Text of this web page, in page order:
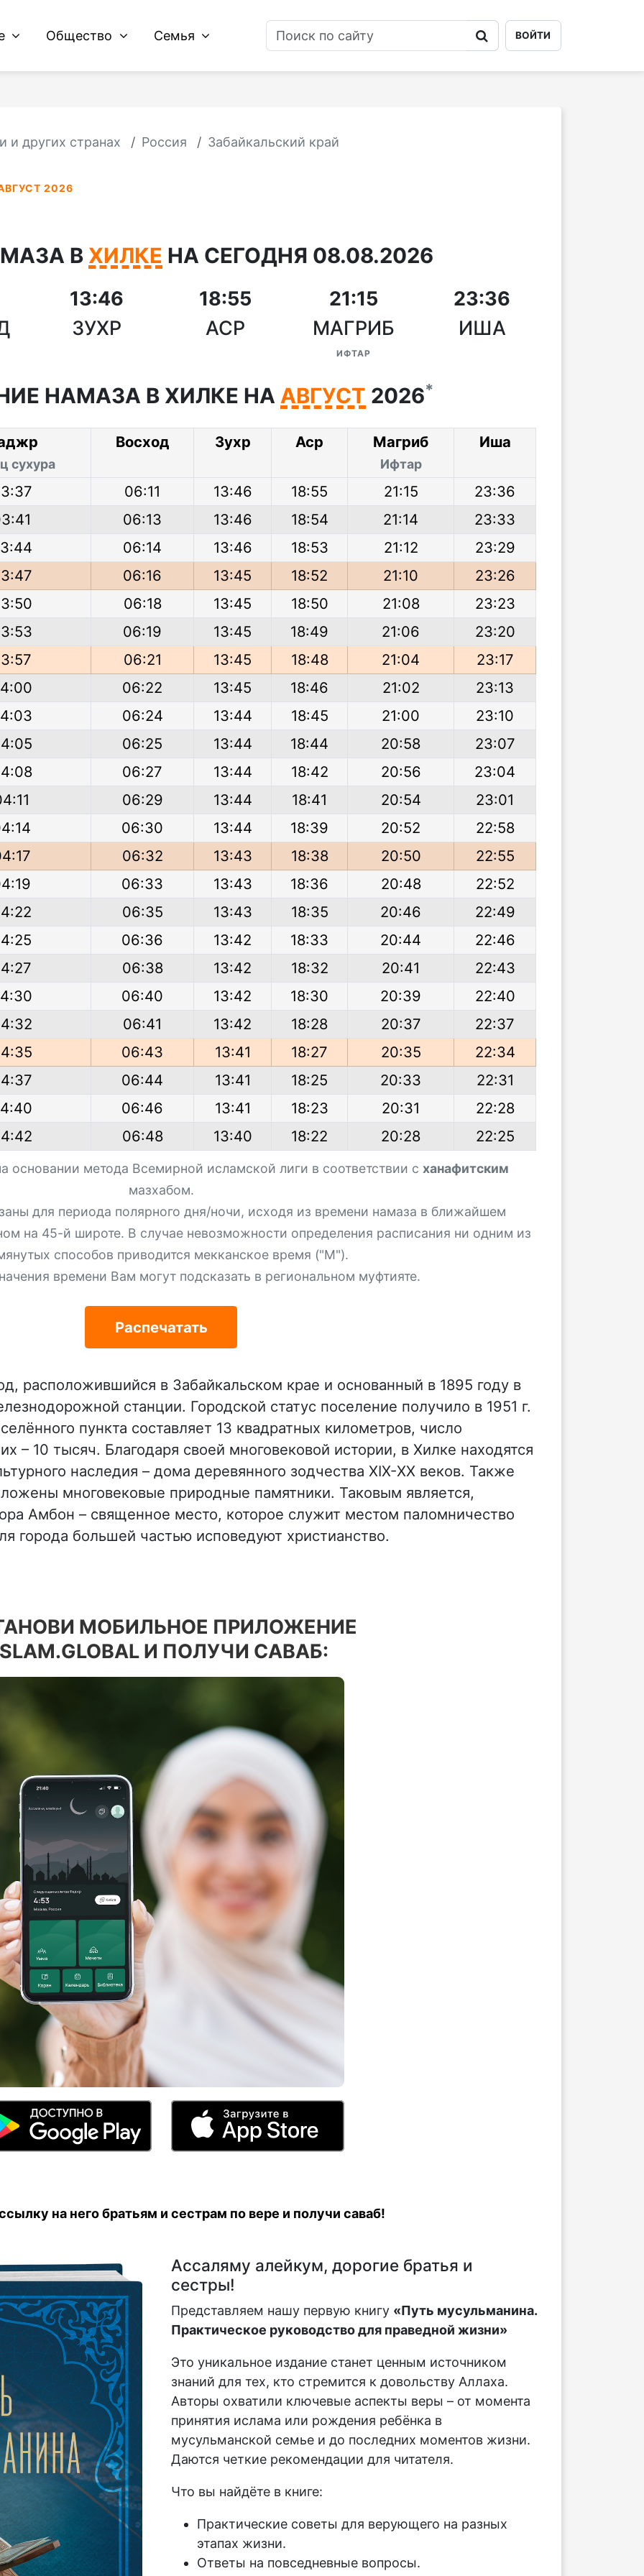
Общество Семья ВОЙТИ
и других странах Россия Забайкальский край
2026
В ХИЛКЕ НА СЕГОДНЯ 08.08.2026
13:46
ЗУХР
18:55
АСР
21:15
МАГРИБ
ИФТАР
23:36
ИША
НАМАЗА В ХИЛКЕ НА АВГУСТ 2026*
сухура
Восход Зухр Аср Магриб
Ифтар
Иша
06:11 13:46 18:55 21:15
23:36
06:13 13:46 18:54 21:14
23:33
06:14 13:46 18:53 21:12
23:29
06:16 13:45 18:52 21:10
23:26
06:18 13:45 18:50 21:08
23:23
06:19 13:45 18:49 21:06
23:20
06:21 13:45 18:48 21:04
23:17
06:22 13:45 18:46 21:02
23:13
06:24 13:44 18:45 21:00
23:10
06:25 13:44 18:44 20:58
23:07
06:27 13:44 18:42 20:56
23:04
06:29 13:44 18:41 20:54
23:01
06:30 13:44 18:39 20:52
22:58
06:32 13:43 18:38 20:50
22:55
06:33 13:43 18:36 20:48
22:52
06:35 13:43 18:35 20:46
22:49
06:36 13:42 18:33 20:44
22:46
06:38 13:42 18:32 20:41
22:43
06:40 13:42 18:30 20:39
22:40
06:41 13:42 18:28 20:37
22:37
06:43 13:41 18:27 20:35
22:34
06:44 13:41 18:25 20:33
22:31
06:46 13:41 18:23 20:31
22:28
06:48 13:40 18:22 20:28 22:25
основании метода Всемирной исламской лиги в соответствии с ханафитским
мазхабом.
для периода полярного дня/ночи, исходя из времени намаза в ближайшем
на 45-й широте. В случае невозможности определения расписания ни одним из
способов приводится мекканское время ("М").
времени Вам могут подсказать в региональном муфтияте.
Распечатать
расположившийся в Забайкальском крае и основанный в 1895 году в
станции. Городской статус поселение получило в 1951 г.
пункта составляет 13 квадратных километров, число
– 10 тысяч. Благодаря своей многовековой истории, в Хилке находятся
наследия – дома деревянного зодчества XIХ-XX веков. Также
многовековые природные памятники. Таковым является,
Амбон – священное место, которое служит местом паломничество
города большей частью исповедуют христианство.
МОБИЛЬНОЕ ПРИЛОЖЕНИЕ
И ПОЛУЧИ САВАБ:
на него братьям и сестрам по вере и получи саваб!
Ассаляму алейкум, дорогие братья и
сестры!
Представляем нашу первую книгу «Путь мусульманина.
Практическое руководство для праведной жизни»
Это уникальное издание станет ценным источником
знаний для тех, кто стремится к довольству Аллаха.
Авторы охватили ключевые аспекты веры – от момента
принятия ислама или рождения ребёнка в
мусульманской семье и до последних моментов жизни.
Даются четкие рекомендации для читателя.
Что вы найдёте в книге:
Практические советы для верующего на разных
этапах жизни.
Ответы на повседневные вопросы.